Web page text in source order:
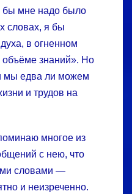
бы мне надо было
словах, я бы
в огненном
объёме знаний». Но
мы едва ли можем
и трудов на
многое из
с нею, что
словами —
и неизреченно.